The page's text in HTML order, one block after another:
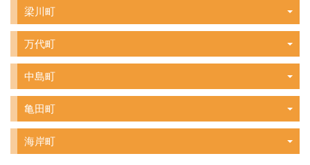
梁川町
万代町
中島町
亀田町
海岸町